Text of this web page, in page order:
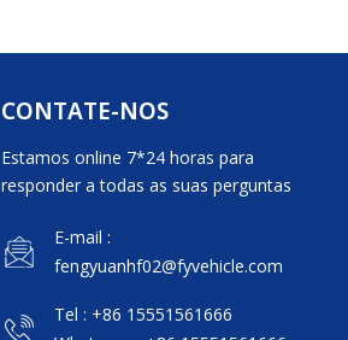
CONTATE-NOS
Estamos online 7*24 horas para
responder a todas as suas perguntas
E-mail :
fengyuanhf02@fyvehicle.com
Tel : +86 15551561666